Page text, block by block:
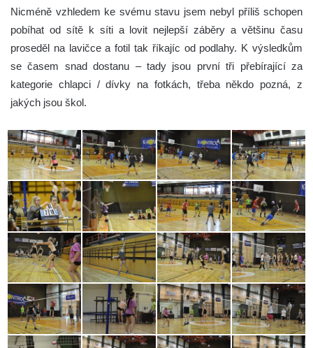
Nicméně vzhledem ke svému stavu jsem nebyl příliš schopen
pobíhat od sítě k síti a lovit nejlepší záběry a většinu času
proseděl na lavičce a fotil tak říkajíc od podlahy. K výsledkům
se časem snad dostanu – tady jsou první tři přebírající za
kategorie chlapci / dívky na fotkách, třeba někdo pozná, z
jakých jsou škol.